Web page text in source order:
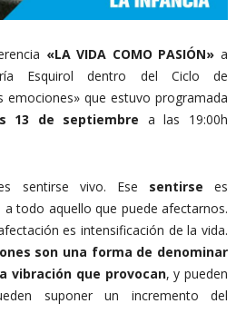
«LA VIDA COMO PASIÓN»a
Esquirol
dentro del Ciclo de
emociones» que estuvo programada
13 de septiembre a las 19:00h
sentirse vivo. Ese sentirse es
todo aquello que puede afectarnos.
es intensificación de la vida.
son una forma de denominar
vibración que provocan, y pueden
suponer un incremento del